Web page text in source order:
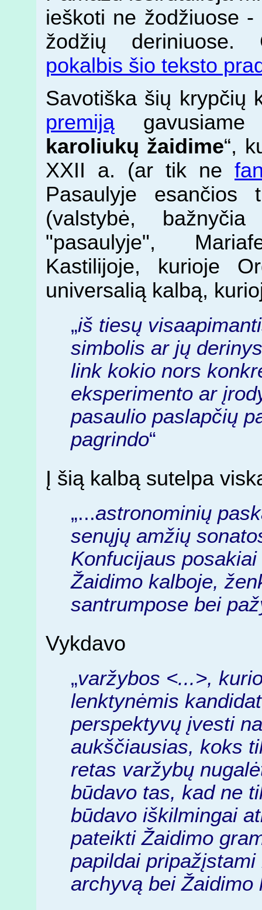
ieškoti ne žodžiuose
žodžių deriniuose.
pokalbis šio teksto
Savotiška šių krypčių
premiją
karoliukų žaidime“,
XXII a. (ar tik ne
Pasaulyje esančios
(valstybė,
"pasaulyje",
Kastilijoje, kurioje
universalią kalbą,
„iš tiesų
simbolis ar jų
link kokio nors
eksperimento ar
pasaulio paslapčių
pagrindo“
Į šią kalbą sutelpa
„...astronominių
senųjų amžių
Konfucijaus
Žaidimo kalboje,
santrumpose bei
Vykdavo
„varžybos <...>,
lenktynėmis
perspektyvų įvesti
aukščiausias, koks
retas varžybų
būdavo tas, kad ne
būdavo iškilmingai
pateikti Žaidimo
papildai
archyvą bei Žaidimo